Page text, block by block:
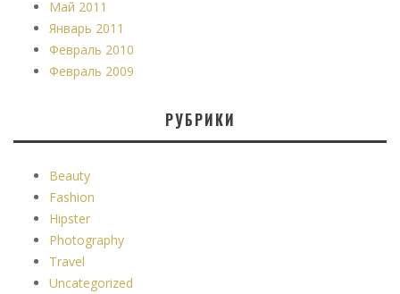
Май 2011
Январь 2011
Февраль 2010
Февраль 2009
РУБРИКИ
Beauty
Fashion
Hipster
Photography
Travel
Uncategorized